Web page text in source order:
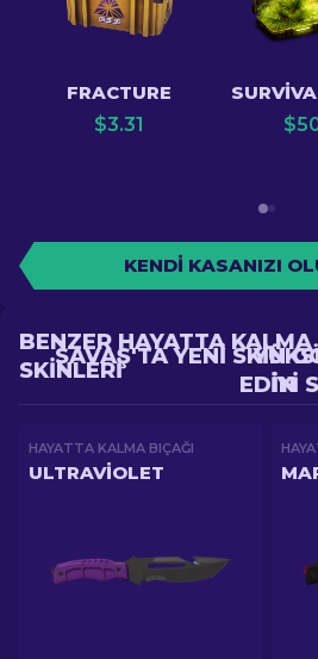
FRACTURE
$3.31
$
KENDI KASANIZI
IYI
SAVAŞ'TA YENI SKIN
EDIN
BENZER HAYATTA
SKINLERI
HAYATTA KALMA BIÇAĞI
ULTRAVIOLET